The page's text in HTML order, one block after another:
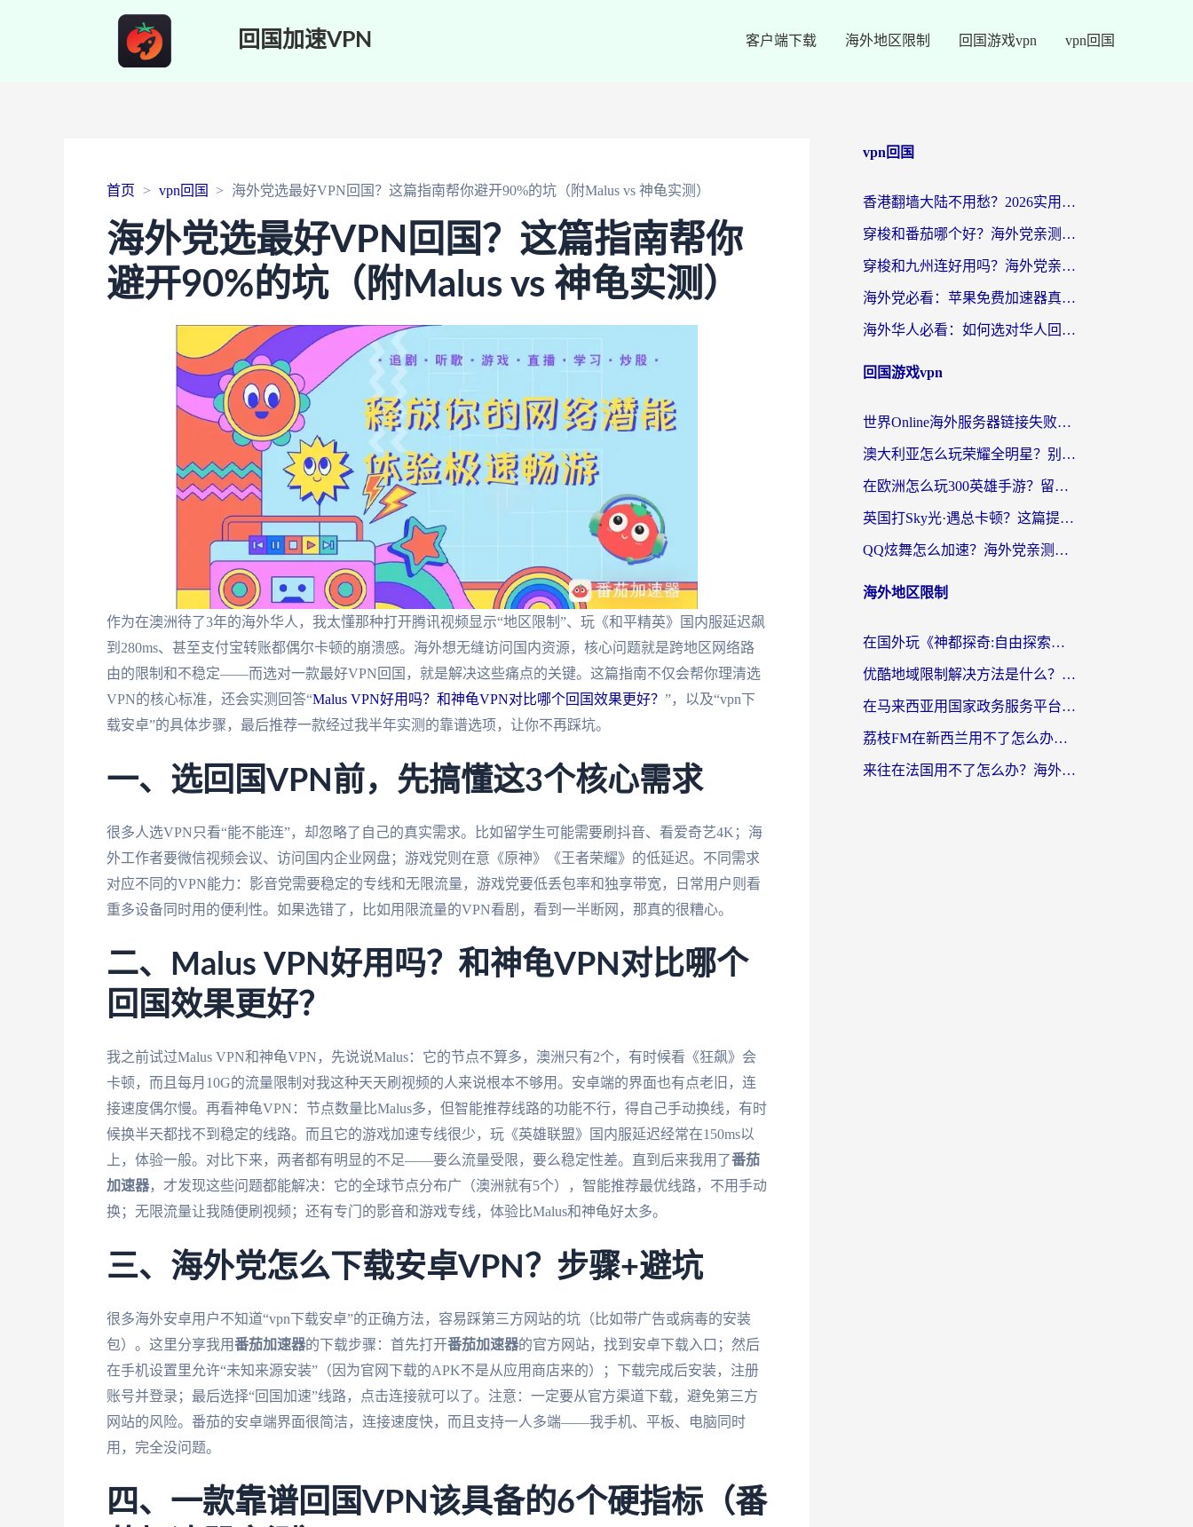
回国加速VPN 客户端下载 海外地区限制 回国游戏vpn vpn回国
首页 vpn回国 海外党选最好VPN回国？这篇指南帮你避开90%的坑（附Malus vs 神龟实测）
海外党选最好VPN回国？这篇指南帮你
避开90%的坑（附Malus vs 神龟实测）
作为在澳洲待了3年的海外华人，我太懂那种打开腾讯视频显示“地区限制”、玩《和平精英》国内服延迟飙
到280ms、甚至支付宝转账都偶尔卡顿的崩溃感。海外想无缝访问国内资源，核心问题就是跨地区网络路
由的限制和不稳定——而选对一款最好VPN回国，就是解决这些痛点的关键。这篇指南不仅会帮你理清选
VPN的核心标准，还会实测回答“Malus VPN好用吗？和神龟VPN对比哪个回国效果更好？ ”，以及“vpn下
载安卓”的具体步骤，最后推荐一款经过我半年实测的靠谱选项，让你不再踩坑。
一、选回国VPN前，先搞懂这3个核心需求
很多人选VPN只看“能不能连”，却忽略了自己的真实需求。比如留学生可能需要刷抖音、看爱奇艺4K；海
外工作者要微信视频会议、访问国内企业网盘；游戏党则在意《原神》《王者荣耀》的低延迟。不同需求
对应不同的VPN能力：影音党需要稳定的专线和无限流量，游戏党要低丢包率和独享带宽，日常用户则看
重多设备同时用的便利性。如果选错了，比如用限流量的VPN看剧，看到一半断网，那真的很糟心。
二、Malus VPN好用吗？和神龟VPN对比哪个
回国效果更好？
我之前试过Malus VPN和神龟VPN，先说说Malus：它的节点不算多，澳洲只有2个，有时候看《狂飙》会
卡顿，而且每月10G的流量限制对我这种天天刷视频的人来说根本不够用。安卓端的界面也有点老旧，连
接速度偶尔慢。再看神龟VPN：节点数量比Malus多，但智能推荐线路的功能不行，得自己手动换线，有时
候换半天都找不到稳定的线路。而且它的游戏加速专线很少，玩《英雄联盟》国内服延迟经常在150ms以
上，体验一般。对比下来，两者都有明显的不足——要么流量受限，要么稳定性差。直到后来我用了番茄
加速器，才发现这些问题都能解决：它的全球节点分布广（澳洲就有5个），智能推荐最优线路，不用手动
换；无限流量让我随便刷视频；还有专门的影音和游戏专线，体验比Malus和神龟好太多。
三、海外党怎么下载安卓VPN？步骤+避坑
很多海外安卓用户不知道“vpn下载安卓”的正确方法，容易踩第三方网站的坑（比如带广告或病毒的安装
包）。这里分享我用番茄加速器的下载步骤：首先打开番茄加速器的官方网站，找到安卓下载入口；然后
在手机设置里允许“未知来源安装”（因为官网下载的APK不是从应用商店来的）；下载完成后安装，注册
账号并登录；最后选择“回国加速”线路，点击连接就可以了。注意：一定要从官方渠道下载，避免第三方
网站的风险。番茄的安卓端界面很简洁，连接速度快，而且支持一人多端——我手机、平板、电脑同时
用，完全没问题。
四、一款靠谱回国VPN该具备的6个硬指标（番
vpn回国
香港翻墙大陆不用愁？2026实用回国加速器指南：从选到用一步到位
穿梭和番茄哪个好？海外党亲测：这3点帮你选对回国加速器
穿梭和九州连好用吗？海外党亲测：3步选对回国加速器，无缝刷国内剧玩国服
海外党必看：苹果免费加速器真的能解决回国访问难题吗？附实测对比与全平台方案
海外华人必看：如何选对华人回国VPN，无缝刷国内剧、玩手游？
回国游戏vpn
世界Online海外服务器链接失败怎么解决？告别卡顿延迟，海外玩国服游戏的正确打开方式
澳大利亚怎么玩荣耀全明星？别让延迟毁了你的连招！海外党专属加速攻略
在欧洲怎么玩300英雄手游？留学生亲测有效的国服游戏加速指南
英国打Sky光·遇总卡顿？这篇提速指南帮你找回治愈感
QQ炫舞怎么加速？海外党亲测有效的国服游戏加速指南（附失落城堡金铲铲之战解决方案）
海外地区限制
在国外玩《神都探奇:自由探索》总卡顿？3个实用技巧解决海外党追剧、社交、游戏难题
优酷地域限制解决方法是什么？海外党亲测有效的回国加速指南
在马来西亚用国家政务服务平台怎么把定位修改到中国国内？海外党解决数字壁垒的实用指南
荔枝FM在新西兰用不了怎么办？海外党必看的回国加速解决方案
来往在法国用不了怎么办？海外党亲测有效的回国加速指南